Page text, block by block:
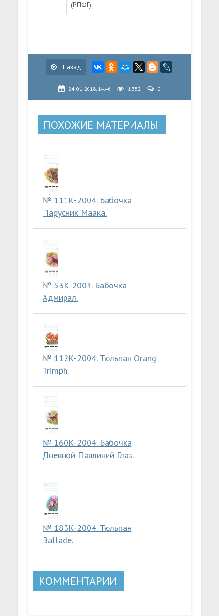
(РПФГ)
Назад
24-01-2018, 14:46 1 352 0
ПОХОЖИЕ МАТЕРИАЛЫ
№ 111К-2004. Бабочка
Парусник Маака.
№ 53К-2004. Бабочка
Адмирал.
№ 112К-2004. Тюльпан Orang
Trimph.
№ 160К-2004. Бабочка
Дневной Павлиний Глаз.
№ 183К-2004. Тюльпан
Ballade.
КОММЕНТАРИИ